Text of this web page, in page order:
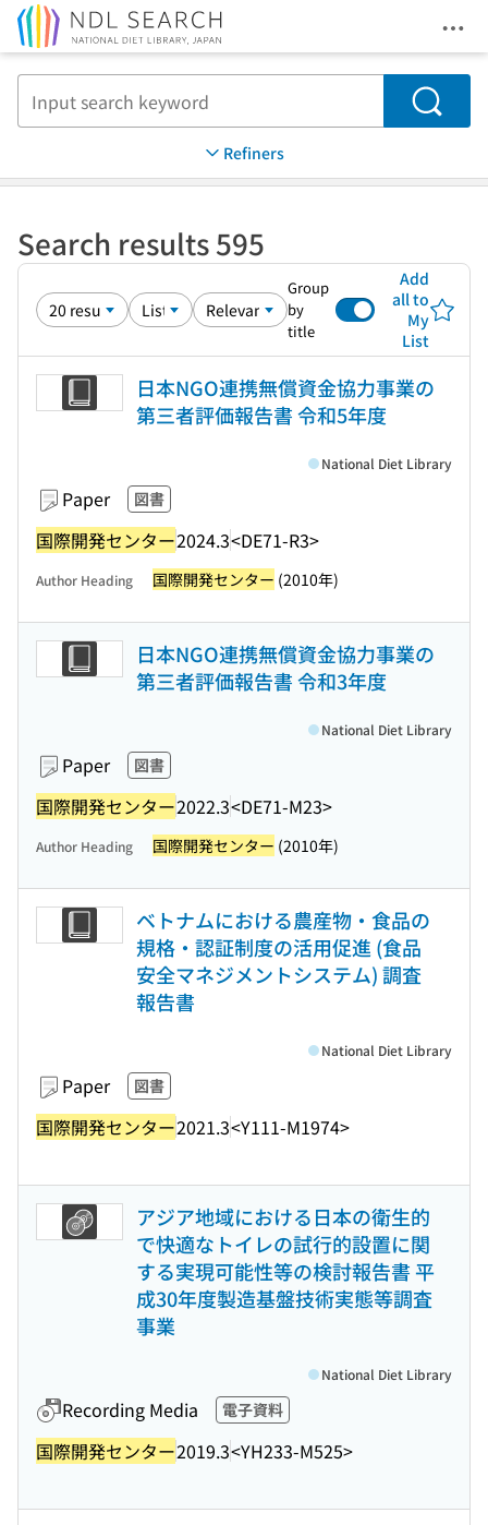
Search
Refiners
Search results 595
Group
by
title
Add
all to
My
List
日本NGO連携無償資金協力事業の
第三者評価報告書 令和5年度
Paper 図書
国際開発センター2024.3<DE71-R3>
National Diet Library
Author Heading 国際開発センター (2010年)
日本NGO連携無償資金協力事業の
第三者評価報告書 令和3年度
Paper 図書
国際開発センター2022.3<DE71-M23>
National Diet Library
Author Heading 国際開発センター (2010年)
ベトナムにおける農産物・食品の
規格・認証制度の活用促進 (食品
安全マネジメントシステム) 調査
報告書
Paper 図書
国際開発センター2021.3<Y111-M1974>
National Diet Library
アジア地域における日本の衛生的
で快適なトイレの試行的設置に関
する実現可能性等の検討報告書 平
成30年度製造基盤技術実態等調査
事業
Recording Media 電子資料
国際開発センター2019.3<YH233-M525>
National Diet Library